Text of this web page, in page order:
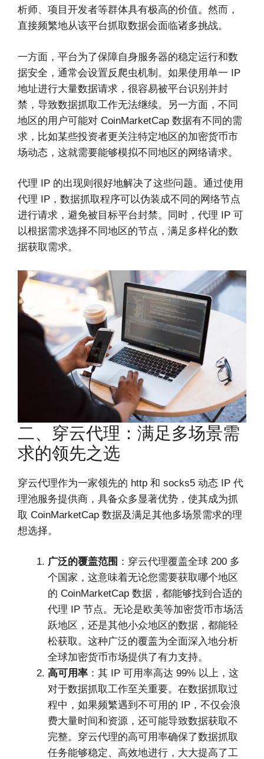
析师、项目开发者等群体具有极高的价值。然而，
直接频繁地从该平台抓取数据会面临诸多挑战。
一方面，平台为了保障自身服务器的稳定运行和数
据安全，通常会设置反爬虫机制。如果使用单一 IP
地址进行大量数据请求，很容易被平台识别并封
禁，导致数据抓取工作无法继续。另一方面，不同
地区的用户可能对 CoinMarketCap 数据有不同的需
求，比如某些投资者更关注特定地区的加密货币市
场动态，这就需要能够模拟不同地区的网络请求。
代理 IP 的出现则很好地解决了这些问题。通过使用
代理 IP，数据抓取程序可以伪装成不同的网络节点
进行请求，避免被目标平台封禁。同时，代理 IP 可
以根据需求选择不同地区的节点，满足多样化的数
据获取需求。
二、穿云代理：满足多场景需
求的领先之选
穿云代理作为一家领先的 http 和 socks5 动态 IP 代
理池服务提供商，具备众多显著优势，使其成为抓
取 CoinMarketCap 数据及满足其他多场景需求的理
想选择。
广泛的覆盖范围 ：穿云代理覆盖全球 200 多
个国家，这意味着无论您需要获取哪个地区
的 CoinMarketCap 数据，都能够找到合适的
代理 IP 节点。无论是欧美等加密货币市场活
跃地区，还是其他小众地区的数据，都能轻
松获取。这种广泛的覆盖为全面深入地分析
全球加密货币市场提供了有力支持。
高可用率 ：其 IP 可用率高达 99% 以上，这
对于数据抓取工作至关重要。在数据抓取过
程中，如果频繁遇到不可用的 IP，不仅会浪
费大量时间和资源，还可能导致数据获取不
完整。穿云代理的高可用率确保了数据抓取
任务能够稳定、高效地进行，大大提高了工